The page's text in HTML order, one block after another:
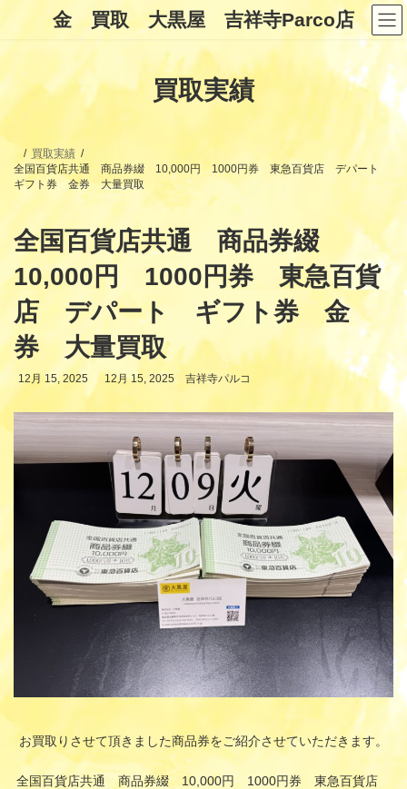
ン
キ
ッ
ー
に
移
金 買取 大黒屋 吉祥寺Parco店
買取実績
買取実績
全国百貨店共通 商品券綴 10,000円 1000円券 東急百貨店 デパート
ギフト券 金券 大量買取
全国百貨店共通 商品券綴
10,000円 1000円券 東急百貨
店 デパート ギフト券 金
券 大量買取
12月 15, 2025
最
新
時
12月 15, 2025 吉祥寺パルコ
お買取りさせて頂きました商品券をご紹介させていただきます。
全国百貨店共通 商品券綴 10,000円 1000円券 東急百貨店